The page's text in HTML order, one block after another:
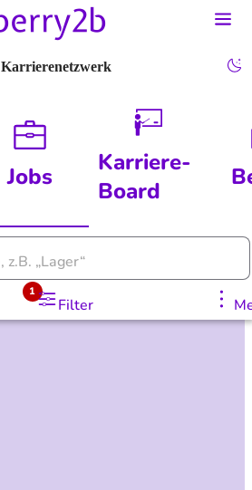
Karrierenetzwerk
Jobs
Karriere-
Board
Filter
1